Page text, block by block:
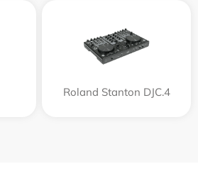
Roland Stanton DJC.4